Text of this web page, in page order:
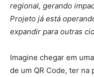
regional, gerando
Projeto já está
expandir para outras
Imagine chegar em
de um QR Code, ter na